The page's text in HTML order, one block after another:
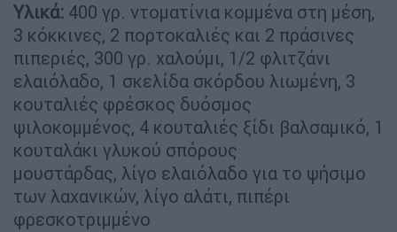
Υλικά: 400 γρ. ντοματίνια κομμένα στη μέση,
3 κόκκινες, 2 πορτοκαλιές και 2 πράσινες
πιπεριές, 300 γρ. χαλούμι, 1/2 φλιτζάνι
ελαιόλαδο, 1 σκελίδα σκόρδου λιωμένη, 3
κουταλιές φρέσκος δυόσμος
ψιλοκομμένος, 4 κουταλιές ξίδι βαλσαμικό, 1
κουταλάκι γλυκού σπόρους
μουστάρδας, λίγο ελαιόλαδο για το ψήσιμο
των λαχανικών, λίγο αλάτι, πιπέρι
φρεσκοτριμμένο